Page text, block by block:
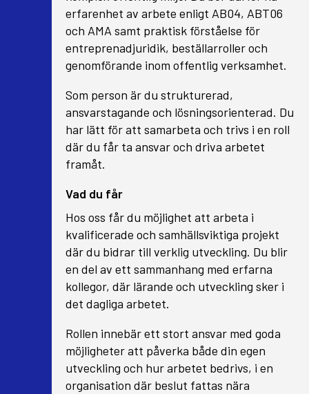
erfarenhet av arbete enligt AB04, ABT06
och AMA samt praktisk förståelse för
entreprenadjuridik, beställarroller och
genomförande inom offentlig verksamhet.
Som person är du strukturerad,
ansvarstagande och lösningsorienterad. Du
har lätt för att samarbeta och trivs i en roll
där du får ta ansvar och driva arbetet
framåt.
Vad du får
Hos oss får du möjlighet att arbeta i
kvalificerade och samhällsviktiga projekt
där du bidrar till verklig utveckling. Du blir
en del av ett sammanhang med erfarna
kollegor, där lärande och utveckling sker i
det dagliga arbetet.
Rollen innebär ett stort ansvar med goda
möjligheter att påverka både din egen
utveckling och hur arbetet bedrivs, i en
organisation där beslut fattas nära